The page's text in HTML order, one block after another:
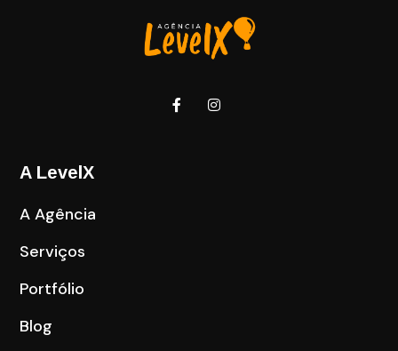
A LevelX
A Agência
Serviços
Portfólio
Blog